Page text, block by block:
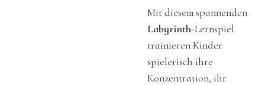
Mit diesem spannenden
Labyrinth-Lernspiel
trainieren Kinder
spielerisch ihre
Konzentration, ihr